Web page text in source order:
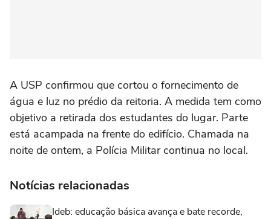
A USP confirmou que cortou o fornecimento de
água e luz no prédio da reitoria. A medida tem como
objetivo a retirada dos estudantes do lugar. Parte
está acampada na frente do edifício. Chamada na
noite de ontem, a Polícia Militar continua no local.
Notícias relacionadas
Ideb: educação básica avança e bate recorde,